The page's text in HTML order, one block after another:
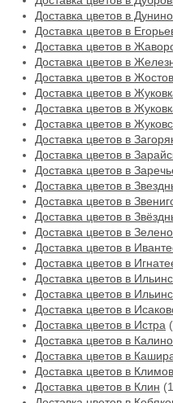
Доставка цветов в Дунино
Доставка цветов в
Доставка цветов в
Доставка цветов в
Доставка цветов в
Доставка цветов в
Доставка цветов в
Доставка цветов в
Доставка цветов в
Доставка цветов в
Доставка цветов в
Доставка цветов в
Доставка цветов в
Доставка цветов в
Доставка цветов в
Доставка цветов в
Доставка цветов в
Доставка цветов в
Доставка цветов в
Доставка цветов в
Доставка цветов в Истра
Доставка цветов в
Доставка цветов в
Доставка цветов в
Доставка цветов в Клин